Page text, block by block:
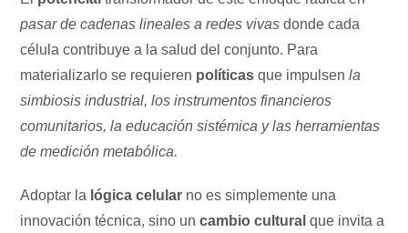
pasar de cadenas lineales a redes vivas donde cada
célula contribuye a la salud del conjunto. Para
materializarlo se requieren políticasque impulsenla
simbiosis industrial, los instrumentos financieros
comunitarios, la educación sistémica y las herramientas
de medición metabólica.
Adoptar la lógica celular no es simplemente una
innovación técnica, sino uncambio cultural que invita a